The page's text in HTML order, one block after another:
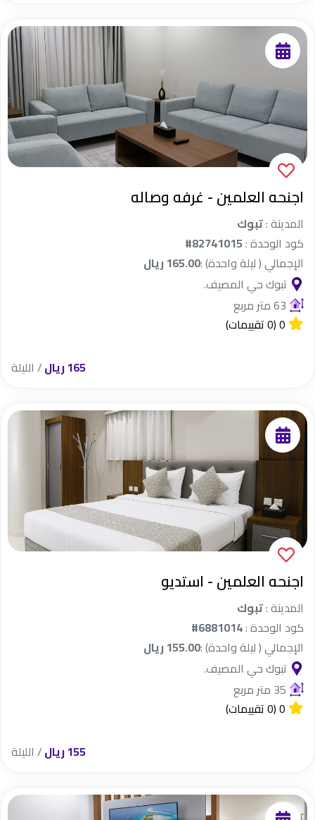
اجنحه العلمين - غرفه وصاله
المدينة :تبوك
كود الوحدة :#82741015
الإجمالي ( ليلة واحدة) :165.00 ريال
تبوك حي المصيف.
63 متر مربع
0(0 تقييمات)
165 ريال / الليلة
اجنحه العلمين - استديو
المدينة :تبوك
كود الوحدة :#6881014
الإجمالي ( ليلة واحدة) :155.00 ريال
تبوك حي المصيف.
35 متر مربع
0(0 تقييمات)
155 ريال / الليلة